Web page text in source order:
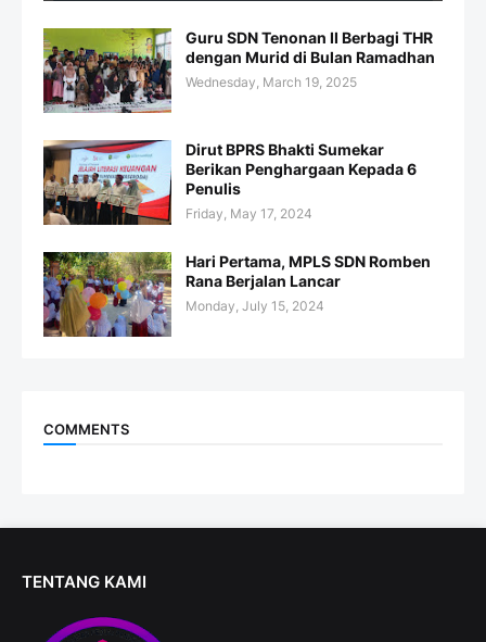
Guru SDN Tenonan II Berbagi THR
dengan Murid di Bulan Ramadhan
Wednesday, March 19, 2025
Dirut BPRS Bhakti Sumekar
Berikan Penghargaan Kepada 6
Penulis
Friday, May 17, 2024
Hari Pertama, MPLS SDN Romben
Rana Berjalan Lancar
Monday, July 15, 2024
COMMENTS
TENTANG KAMI